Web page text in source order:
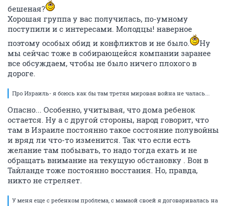
бешеная?
Хорошая группа у вас получилась, по-умному
поступили и с интересами. Молодцы! наверное
поэтому особых обид и конфликтов и не было.
Ну
мы сейчас тоже в собирающейся компании заранее
все обсуждаем, чтобы не было ничего плохого в
дороге.
Про Израиль- я боюсь как бы там третяя мировая война не чалась...
Опасно... Особенно, учитывая, что дома ребенок
остается. Ну а с другой стороны, народ говорит, что
там в Израиле постоянно такое состояние полувойны
и вряд ли что-то изменится. Так что если есть
желание там побывать, то надо тогда ехать и не
обращать внимание на текущую обстановку . Вон в
Тайланде тоже постоянно восстания. Но, правда,
никто не стреляет.
У меня еще с ребенком проблема, с мамаой своей я договаривалась на